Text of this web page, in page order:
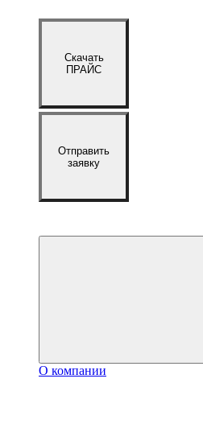
Скачать
ПРАЙС
Отправить
заявку
О компании